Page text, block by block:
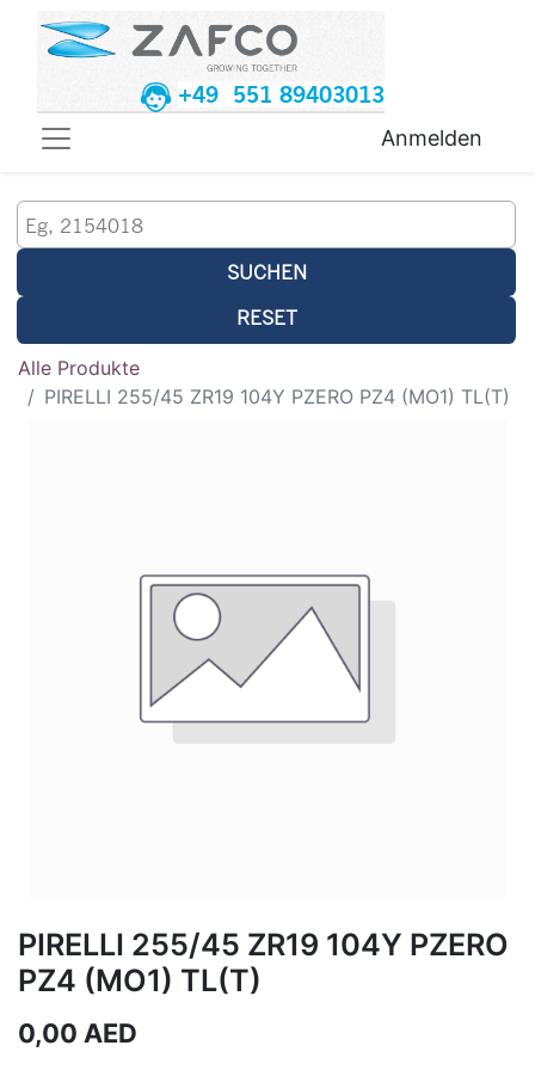
+49 551 89403013
Anmelden
SUCHEN
RESET
Alle Produkte
PIRELLI 255/45 ZR19 104Y PZERO PZ4 (MO1) TL(T)
PIRELLI 255/45 ZR19 104Y PZERO
PZ4 (MO1) TL(T)
0,00 AED